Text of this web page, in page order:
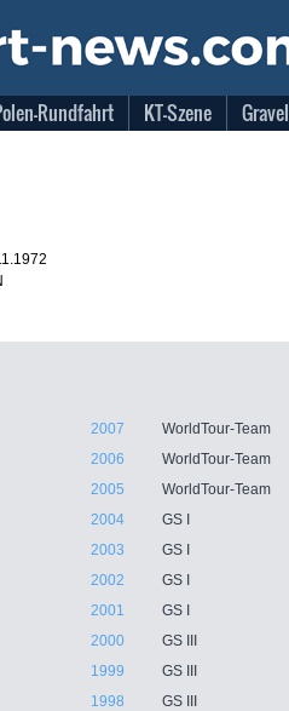
Rundfahrt KT-Szene Gravel
2007
WorldTour-Team
2006
WorldTour-Team
2005
WorldTour-Team
2004
GS I
2003
GS I
2002
GS I
2001
GS I
2000
GS III
1999
GS III
1998
GS III